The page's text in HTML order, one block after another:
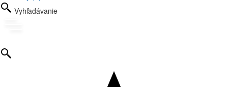
Vyhľadávanie